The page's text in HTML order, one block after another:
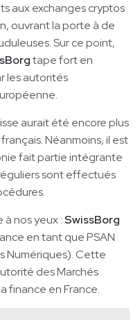
aux exchanges cryptos
ouvrant la porte à de
Sur ce point,
tape fort en
les autorités
aurait été encore plus
Néanmoins, il est
fait partie intégrante
sont effectués
nos yeux : SwissBorg
en tant que PSAN
Numériques). Cette
des Marchés
finance en France.